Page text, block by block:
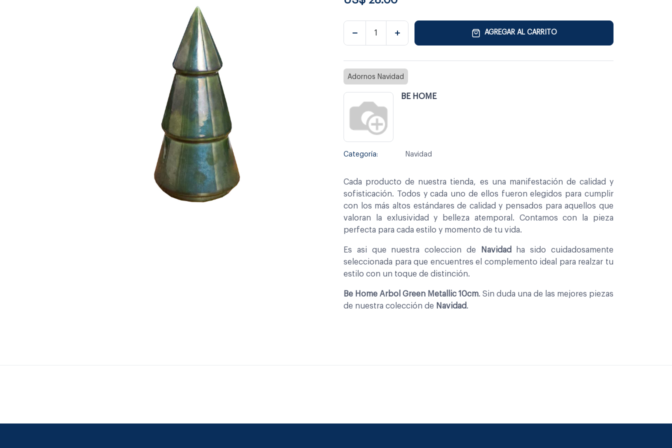
AGREGAR AL CARRITO
Adornos Navidad
BE HOME
Categoría: Navidad
Cada producto de nuestra tienda, es una manifestación de calidad y
sofisticación. Todos y cada uno de ellos fueron elegidos para cumplir
con los más altos estándares de calidad y pensados para aquellos que
valoran la exlusividad y belleza atemporal. Contamos con la pieza
perfecta para cada estilo y momento de tu vida.
Es asi que nuestra coleccion de Navidad
ha sido cuidadosamente
seleccionada para que encuentres el complemento ideal para realzar tu
estilo con un toque de distinción.
Be Home Arbol Green Metallic 10cm. Sin duda una de las mejores piezas
de nuestra colección de Navidad.